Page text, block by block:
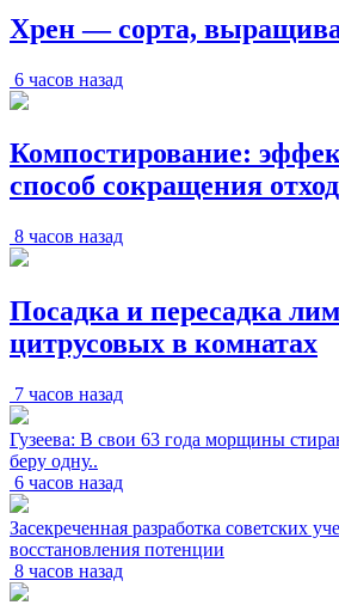
Хрен — сорта,
6 часов назад
Компостирование:
способ сокращения
8 часов назад
Посадка и пересадка
цитрусовых в комнатах
7 часов назад
Гузеева: В свои 63 года морщины
беру одну..
6 часов назад
Засекреченная разработка советских
восстановления потенции
8 часов назад